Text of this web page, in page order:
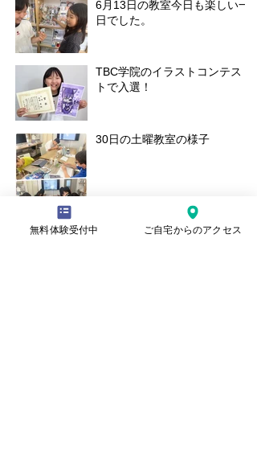
6月13日の教室今日も楽しい一
日でした。
TBC学院のイラストコンテス
トで入選！
30日の土曜教室の様子
無料体験受付中 ご自宅からのアクセス